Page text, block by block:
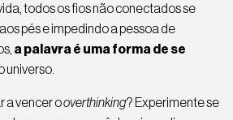
todos os fios não conectados se
pés e impedindo a pessoa de
a palavra é uma forma de se
universo.
a vencer ooverthinking? Experimente se